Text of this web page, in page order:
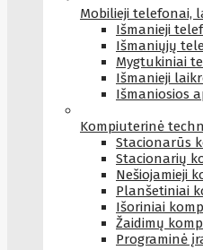
Mobilieji telefonai,
Išmanieji
Išmaniųjų
Mygtukiniai
Išmanieji
Išmaniosios
Kompiuterinė
Stacionarūs
Stacionarių
Nešiojamieji
Planšetiniai
Išoriniai
Žaidimų
Programinė